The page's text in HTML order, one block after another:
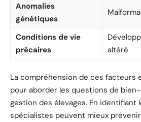
Anomalies
génétiques
Conditions de vie
précaires
altéré
La compréhension de ces facteurs
pour aborder les questions de
gestion des élevages. En identifiant
spécialistes peuvent mieux